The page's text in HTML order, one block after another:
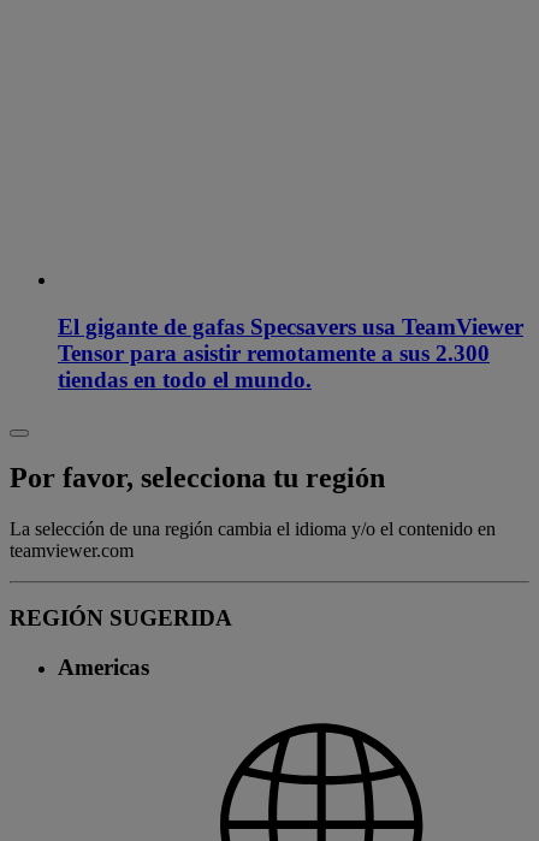
El gigante de gafas Specsavers usa TeamViewer
Tensor para asistir remotamente a sus 2.300
tiendas en todo el mundo.
Por favor, selecciona tu región
La selección de una región cambia el idioma y/o el contenido en
teamviewer.com
REGIÓN SUGERIDA
Americas